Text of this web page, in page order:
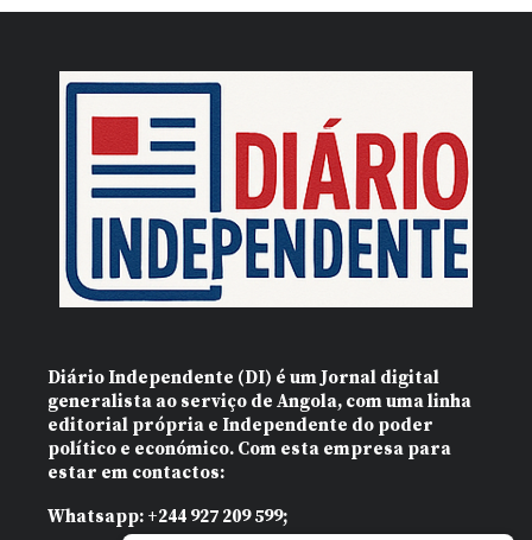
Diário Independente (DI) é um Jornal digital
generalista ao serviço de Angola, com uma linha
editorial própria e Independente do poder
político e económico. Com esta empresa para
estar em contactos:
Whatsapp: +244 927 209 599;